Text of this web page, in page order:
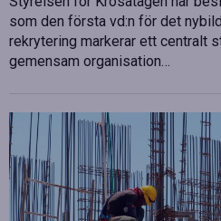
som den första vd:n för det
rekrytering markerar ett centralt
gemensam organisation…